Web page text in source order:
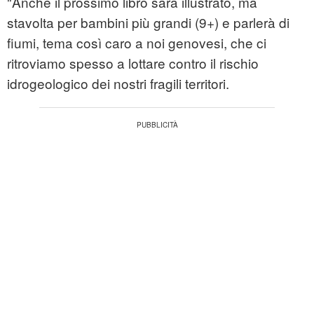
stavolta per bambini più grandi (9+) e parlerà di
fiumi, tema così caro a noi genovesi, che ci
ritroviamo spesso a lottare contro il rischio
idrogeologico dei nostri fragili territori.